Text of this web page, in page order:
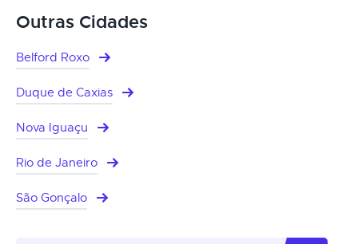
Outras Cidades
Belford Roxo
Duque de Caxias
Nova Iguaçu
Rio de Janeiro
São Gonçalo